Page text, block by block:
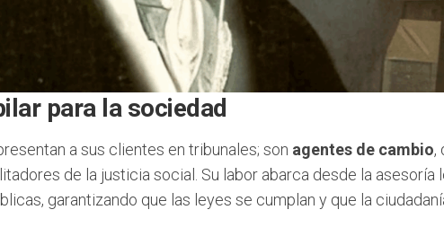
para la sociedad
a sus clientes en tribunales; son agentes de cambio,
de la justicia social. Su labor abarca desde la asesoría
garantizando que las leyes se cumplan y que la